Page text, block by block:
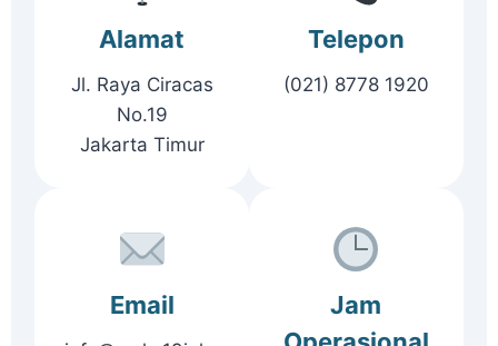
Alamat
Jl. Raya Ciracas
No.19
Jakarta Timur
Telepon
(021) 8778 1920
Email
Jam